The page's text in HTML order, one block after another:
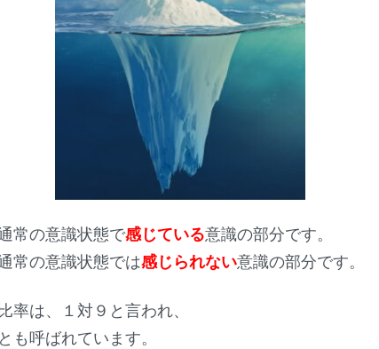
常の意識状態で感じている意識の部分です。
常の意識状態では感じられない意識の部分です。
率は、１対９と言われ、
も呼ばれています。